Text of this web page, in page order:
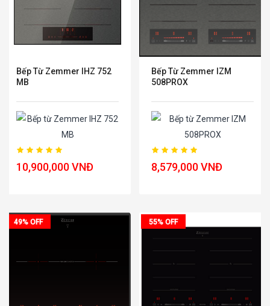
Bếp Từ Zemmer IHZ 752
MB
10,900,000 VNĐ
Bếp Từ Zemmer IZM
508PROX
8,579,000 VNĐ
49% OFF 55% OFF